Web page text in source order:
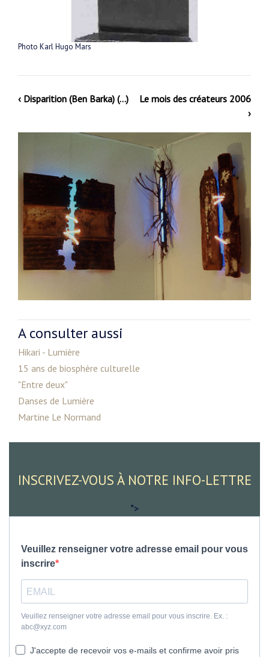
Photo Karl Hugo Mars
‹ Disparition (Ben Barka) (…)
Le mois des créateurs 2006
›
A consulter aussi
Hikari - Lumière
15 ans de biosphère culturelle
"Entre deux"
Danses de Lumière
Martine Le Normand
INSCRIVEZ-VOUS À NOTRE INFO-LETTRE
">
Veuillez renseigner votre adresse email pour vous
inscrire
Veuillez renseigner votre adresse email pour vous inscrire. Ex. :
abc@xyz.com
J'accepte de recevoir vos e-mails et confirme avoir pris